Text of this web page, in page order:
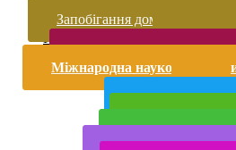
Майстри сервісних центрів
Запобігання домашньому та
Міжнародна науково-